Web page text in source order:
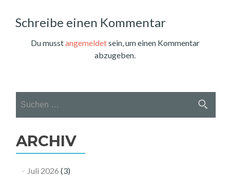
Schreibe einen Kommentar
Du musstangemeldetsein, um einen Kommentar
abzugeben.
nach:
ARCHIV
Juli 2026 (3)